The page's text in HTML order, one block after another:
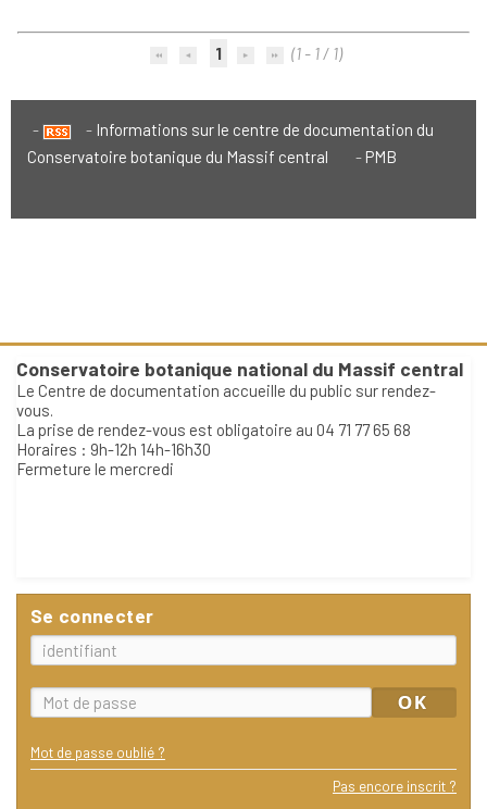
1 (1 - 1 / 1)
Informations sur le centre de documentation du
Conservatoire botanique du Massif central
PMB
Conservatoire botanique national du Massif central
Le Centre de documentation accueille du public sur rendez-
vous.
La prise de rendez-vous est obligatoire au 04 71 77 65 68
Horaires : 9h-12h 14h-16h30
Fermeture le mercredi
Se connecter
Mot de passe oublié ?
Pas encore inscrit ?